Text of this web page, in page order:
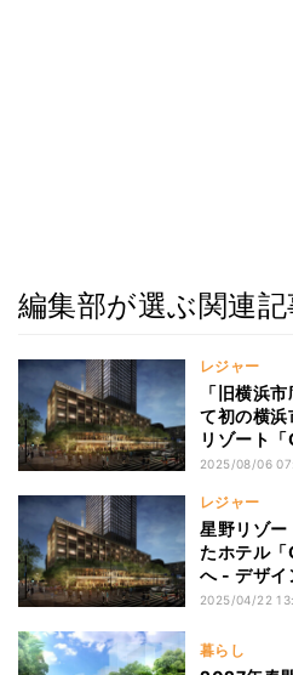
編集部が選ぶ関連記
レジャー
「旧横浜
て初の横
リゾート
へ
2025/08/06
レジャー
星野リゾー
たホテル
へ - デザイ
2025/04/22
暮らし